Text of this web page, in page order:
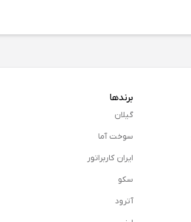
برندها
گیلان
سوخت آما
ایران کاربراتور
سکو
آترود